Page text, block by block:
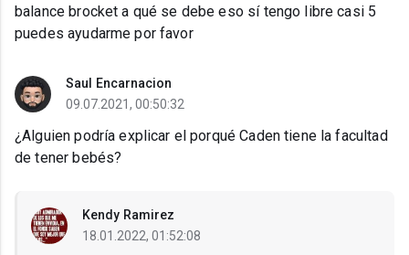
balance brocket a qué se debe eso sí tengo libre casi 5
puedes ayudarme por favor
Saul Encarnacion
09.07.2021, 00:50:32
¿Alguien podría explicar el porqué Caden tiene la facultad
de tener bebés?
Kendy Ramirez
18.01.2022, 01:52:08